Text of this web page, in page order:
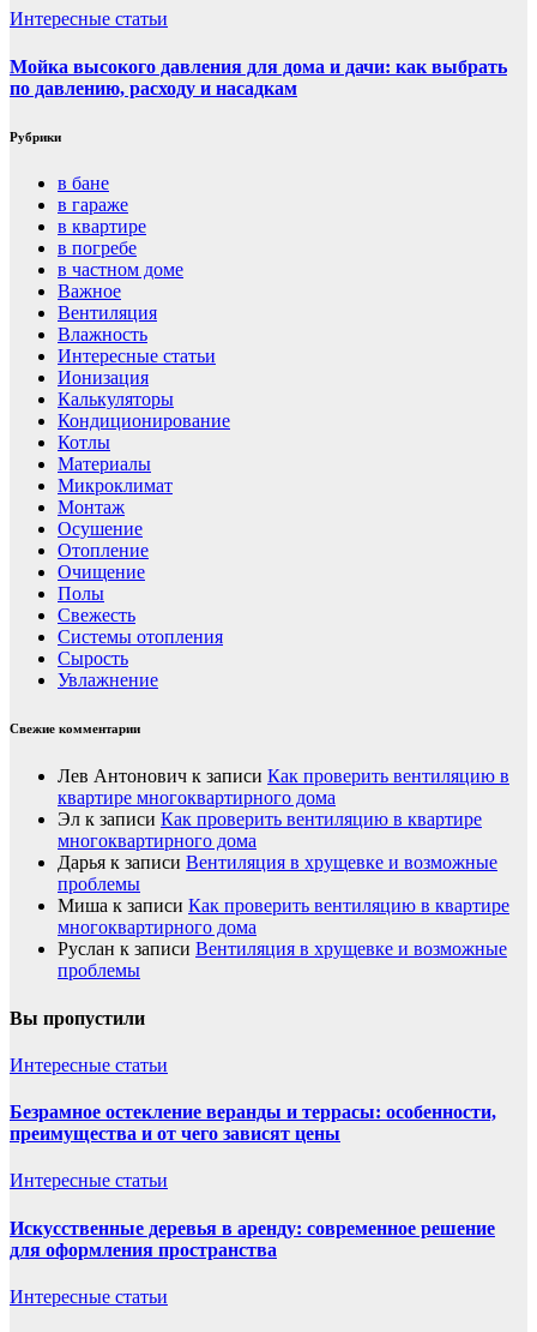
Интересные статьи
Мойка высокого давления для дома и дачи: как выбрать
по давлению, расходу и насадкам
Рубрики
в бане
в гараже
в квартире
в погребе
в частном доме
Важное
Вентиляция
Влажность
Интересные статьи
Ионизация
Калькуляторы
Кондиционирование
Котлы
Материалы
Микроклимат
Монтаж
Осушение
Отопление
Очищение
Полы
Свежесть
Системы отопления
Сырость
Увлажнение
Свежие комментарии
Лев Антонович к записи Как проверить вентиляцию в
квартире многоквартирного дома
Эл к записи Как проверить вентиляцию в квартире
многоквартирного дома
Дарья к записи Вентиляция в хрущевке и возможные
проблемы
Миша к записи Как проверить вентиляцию в квартире
многоквартирного дома
Руслан к записи Вентиляция в хрущевке и возможные
проблемы
Вы пропустили
Интересные статьи
Безрамное остекление веранды и террасы: особенности,
преимущества и от чего зависят цены
Интересные статьи
Искусственные деревья в аренду: современное решение
для оформления пространства
Интересные статьи